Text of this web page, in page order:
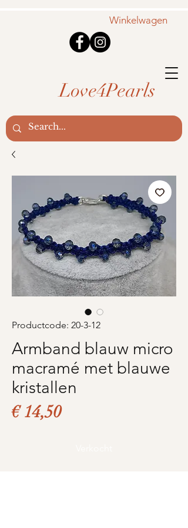
Winkelwagen
Love4Pearls
Productcode: 20-3-12
Armband blauw micro
macramé met blauwe
kristallen
€ 14,50Prijs